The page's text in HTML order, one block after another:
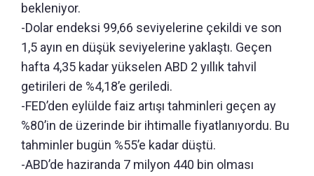
bekleniyor.
-Dolar endeksi 99,66 seviyelerine çekildi ve son
1,5 ayın en düşük seviyelerine yaklaştı. Geçen
hafta 4,35 kadar yükselen ABD 2 yıllık tahvil
getirileri de %4,18’e geriledi.
-FED’den eylülde faiz artışı tahminleri geçen ay
%80’in de üzerinde bir ihtimalle fiyatlanıyordu. Bu
tahminler bugün %55’e kadar düştü.
-ABD’de haziranda 7 milyon 440 bin olması